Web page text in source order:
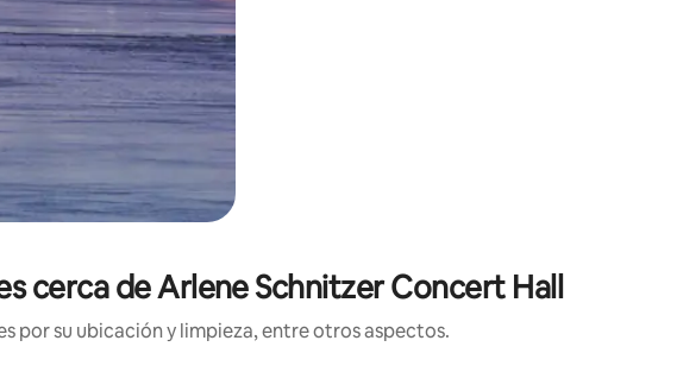
cerca de Arlene Schnitzer Concert Hall
por su ubicación y limpieza, entre otros aspectos.